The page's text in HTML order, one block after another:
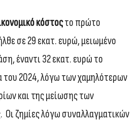
κόστοςτο πρώτο
σε 29 εκατ. ευρώ, μειωμένο
έναντι 32 εκατ. ευρώ το
του 2024, λόγω των χαμηλότερων
και της μείωσης των
Οι ζημίες λόγω συναλλαγματικών